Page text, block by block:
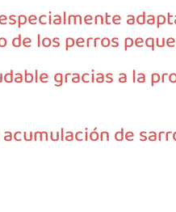
de los perros
gracias a la
de